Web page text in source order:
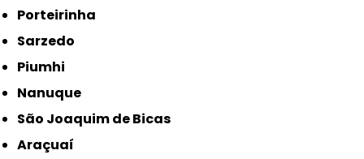
Porteirinha
Sarzedo
Piumhi
Nanuque
São Joaquim de Bicas
Araçuaí